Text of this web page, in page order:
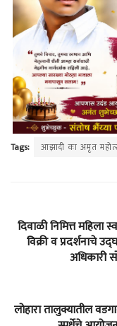
Tags: आझादी का अमृत
दिवाळी निमित्त महिला
विक्री व प्रदर्शनाचे
अधिकारी
लोहारा तालुक्यातील